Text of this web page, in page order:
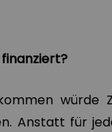
würde
Anstatt für